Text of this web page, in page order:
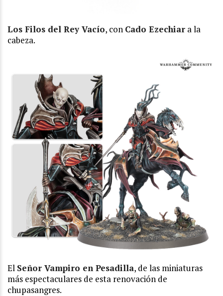
Los Filos del Rey Vacío, con Cado Ezechiar a la
cabeza.
El Señor Vampiro en Pesadilla, de las miniaturas
más espectaculares de esta renovación de
chupasangres.